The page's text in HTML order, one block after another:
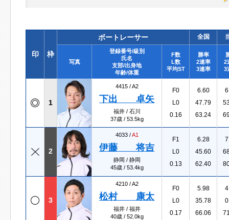
印 枠
ボートレーサー 全国
写真
登録番号/級別
氏名
支部/出身地
年齢/体重
F数
L数
平均ST
勝率
2連率
3連率
2
3
1
4415 /A2
下出 卓矢
福井 / 石川
37歳 / 53.5kg
F0
L0
0.16
6.60
47.79
63.24
2
4033 /A1
伊藤 将吉
静岡 / 静岡
45歳 / 53.4kg
F1
L0
0.13
6.28
45.60
62.40
3
4210 /A2
松村 康太
福井 / 福井
40歳 / 52.0kg
F0
L0
0.17
5.98
35.78
66.06